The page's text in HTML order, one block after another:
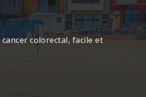
colorectal, facile et